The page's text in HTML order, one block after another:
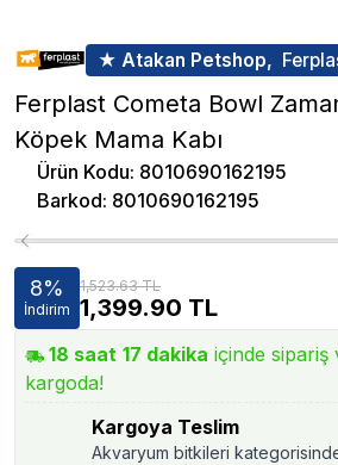
★ Atakan Petshop,
Ferplast Cometa Bowl
Köpek Mama Kabı
Ürün Kodu: 8010690162195
Barkod: 8010690162195
8%
İndirim
1,523.63 TL
1,399.90 TL
18 saat 17 dakika içinde sipariş
kargoda!
Kargoya Teslim
Akvaryum bitkileri